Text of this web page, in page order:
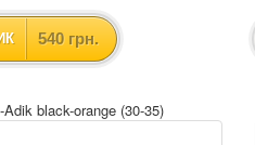
540 грн.
Adik black-orange (30-35)